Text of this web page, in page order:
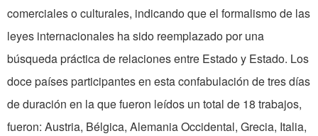
comerciales o culturales, indicando que el formalismo de las
leyes internacionales ha sido reemplazado por una
búsqueda práctica de relaciones entre Estado y Estado. Los
doce países participantes en esta confabulación de tres días
de duración en la que fueron leídos un total de 18 trabajos,
fueron: Austria, Bélgica, Alemania Occidental, Grecia, Italia,